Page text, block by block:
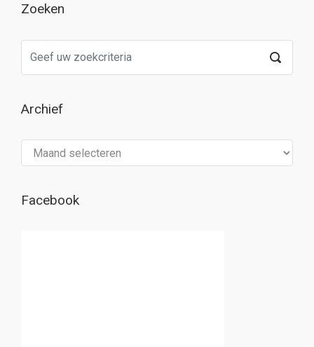
Zoeken
Archief
Facebook